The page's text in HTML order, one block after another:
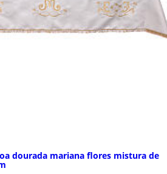
dourada mariana flores mistura de